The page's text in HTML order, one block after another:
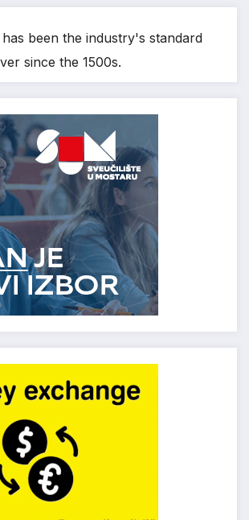
been the industry's standard
since the 1500s.